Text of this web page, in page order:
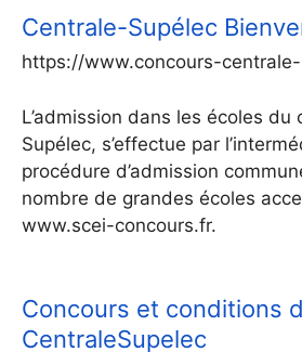
Centrale-Supélec
https://www.concours-
L’admission dans les écoles
Supélec, s’effectue par
procédure d’admission
nombre de grandes écoles
www.scei-concours.fr.
Concours et conditions
CentraleSupelec